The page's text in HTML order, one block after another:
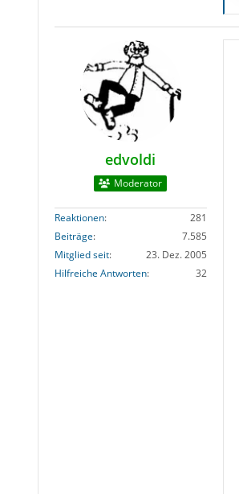
edvoldi
Moderator
Reaktionen
281
Beiträge
7.585
Mitglied seit
23. Dez. 2005
Hilfreiche Antworten
32